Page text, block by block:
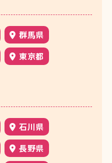
群馬県
東京都
石川県
長野県